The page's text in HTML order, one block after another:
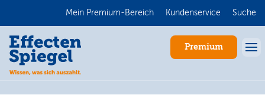
Mein Premium-Bereich Kundenservice Suche
Premium